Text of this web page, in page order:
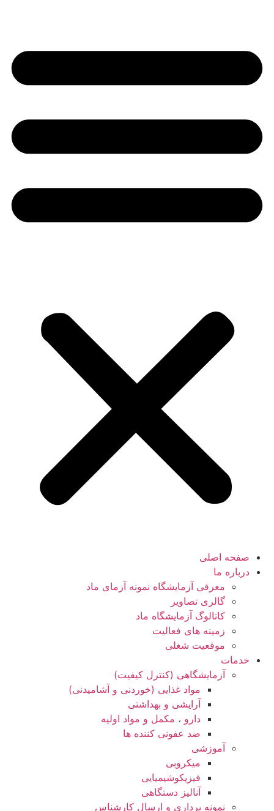
صفحه اصلی
درباره ما
معرفی آزمایشگاه نمونه آزمای ماد
گالری تصاویر
کاتالوگ آزمایشگاه ماد
زمینه های فعالیت
موقعیت شغلی
خدمات
آزمایشگاهی (کنترل کیفیت)
مواد غذایی (خوردنی و آشامیدنی)
آرایشی و بهداشتی
دارو ، مکمل و مواد اولیه
ضد عفونی کننده ها
آموزشی
میکروبی
فیزیکوشیمیایی
آنالیز دستگاهی
نمونه برداری و ارسال کارشناس